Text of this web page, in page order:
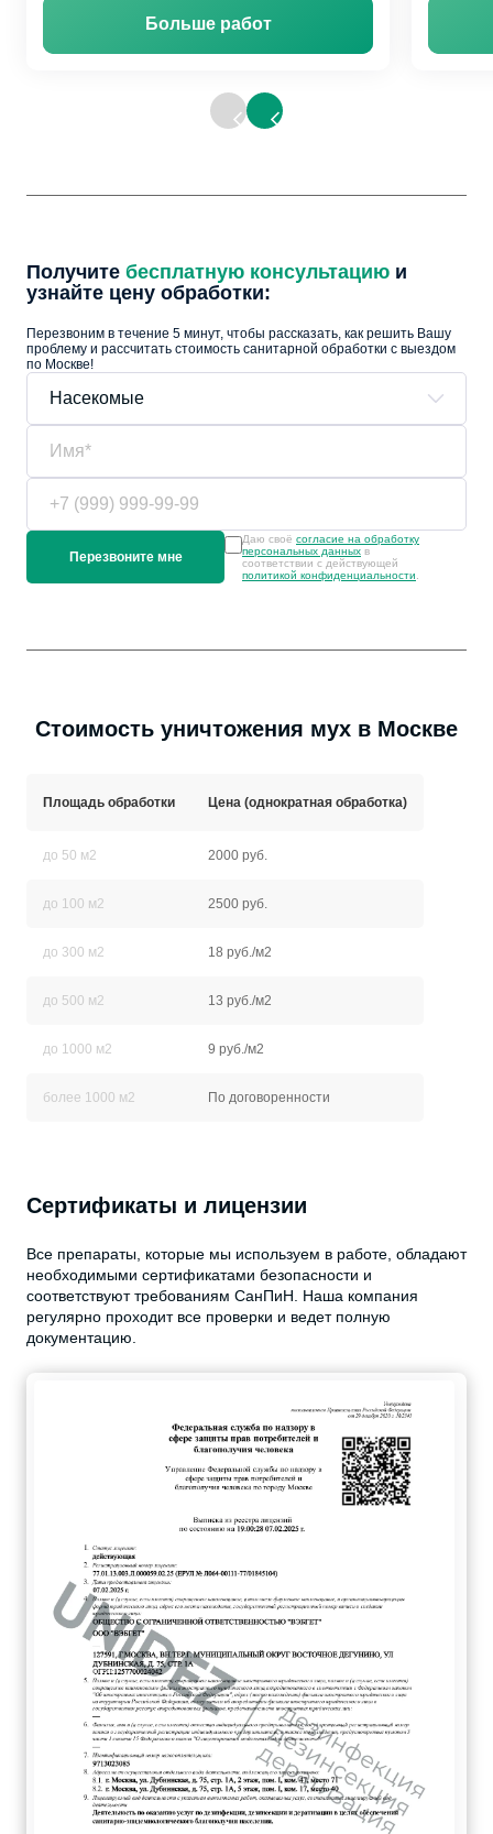
Больше работ
Получите бесплатную консультацию и
узнайте цену обработки:
Перезвоним в течение 5 минут, чтобы рассказать, как решить Вашу
проблему и рассчитать стоимость санитарной обработки с выездом
по Москве!
Даю своё согласие на обработку
персональных данных в
соответствии с действующей
политикой конфиденциальности.
Стоимость уничтожения мух в Москве
Площадь обработки Цена (однократная обработка)
до 50 м2 2000 руб.
до 100 м2 2500 руб.
до 300 м2 18 руб./м2
до 500 м2 13 руб./м2
до 1000 м2 9 руб./м2
более 1000 м2 По договоренности
Сертификаты и лицензии
Все препараты, которые мы используем в работе, обладают
необходимыми сертификатами безопасности и
соответствуют требованиям СанПиН. Наша компания
регулярно проходит все проверки и ведет полную
документацию.